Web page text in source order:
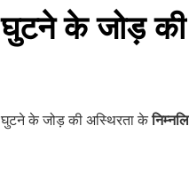
घुटने के जोड़ की
घुटने के जोड़ की अस्थिरता के